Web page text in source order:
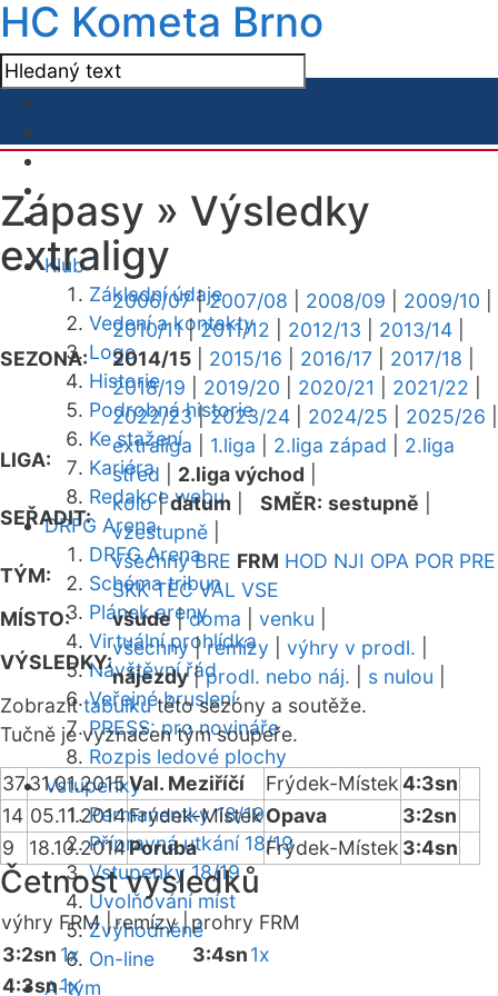
HC Kometa Brno
Klub
Základní údaje
Vedení a kontakty
Logo
Historie
Podrobná historie
Ke stažení
Kariéra
Redakce webu
DRFG Arena
DRFG Arena
Schéma tribun
Plánek areny
Virtuální prohlídka
Návštěvní řád
Veřejné bruslení
PRESS: pro novináře
Rozpis ledové plochy
Vstupenky
Permanentky 18/19
Přípravná utkání 18/19
Vstupenky 18/19
Uvolňování míst
Zvýhodněné
On-line
A-tým
Zápasy » Výsledky
extraligy
SEZONA:
2006/07|2007/08 2008/09 2009/10
2010/11|2011/12 2012/13 2013/14
2014/15
2015/16 2016/17 2017/18
2018/19
2019/20 2020/21 2021/22
2022/23|2023/24 2024/25 2025/26
LIGA:
extraliga 1.liga 2.liga západ
2.liga
střed
2.liga východ
SEŘADIT:
kolo|datum SMĚR: sestupně
vzestupně
TÝM:
všechny BRE FRM HOD NJI OPA POR PRE
SKK TEC VAL VSE
MÍSTO:
všude|doma venku
VÝSLEDKY:
všechny|remízy výhry v prodl.
nájezdy|prodl. nebo náj. s nulou
Zobrazittabulkutéto sezóny a soutěže.
Tučně je vyznačen tým soupeře.
3731.01.2015Val. Meziříčí Frýdek-Místek4:3sn
14 05.11.2014Frýdek-MístekOpava
3:2sn
9
18.10.2014Poruba Frýdek-Místek 3:4sn
Četnost výsledků
výhry FRM |remízy |prohry FRM
3:2sn 1x
4:3sn1x
3:4sn1x